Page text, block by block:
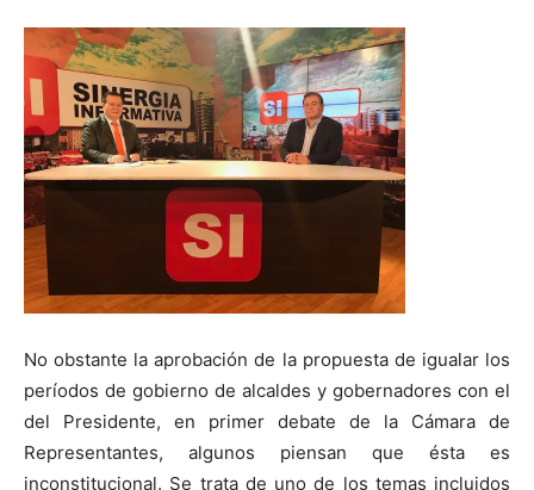
No obstante la aprobación de la propuesta de igualar los
períodos de gobierno de alcaldes y gobernadores con el
del Presidente, en primer debate de la Cámara de
Representantes, algunos piensan que ésta es
inconstitucional. Se trata de uno de los temas incluidos